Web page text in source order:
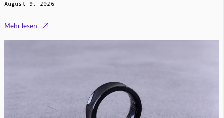
August 9, 2026
Mehr lesen 